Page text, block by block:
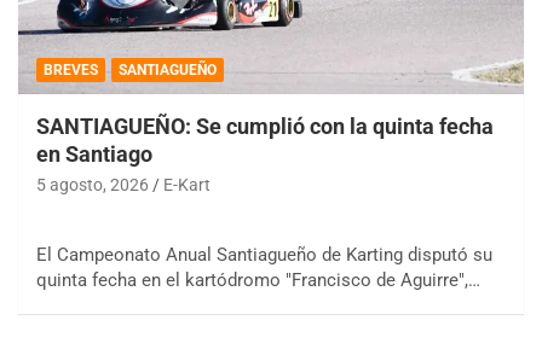
BREVES SANTIAGUEÑO
SANTIAGUEÑO: Se cumplió con la quinta fecha
en Santiago
5 agosto, 2026 E-Kart
El Campeonato Anual Santiagueño de Karting disputó su
quinta fecha en el kartódromo "Francisco de Aguirre",…